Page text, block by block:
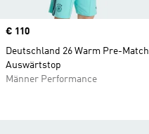
Price
€ 110
Deutschland 26 Warm Pre-Match
Auswärtstop
Männer Performance